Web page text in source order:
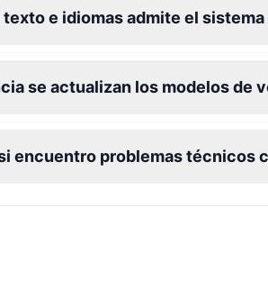
e idiomas admite el
se actualizan los modelos de
encuentro problemas técnicos